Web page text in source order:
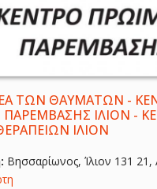
ΤΩΝ ΘΑΥΜΑΤΩΝ -
ΙΛΙΟΝ -
ΙΛΙΟΝ
Βησσαρίωνος, Ίλιον 131 21,